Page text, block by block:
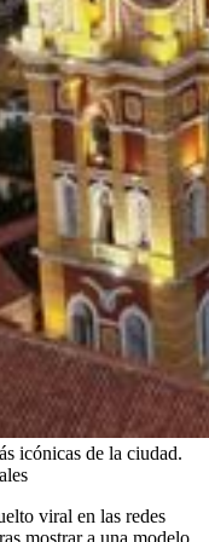
icónicas de la ciudad.
viral en las redes
mostrar a una modelo